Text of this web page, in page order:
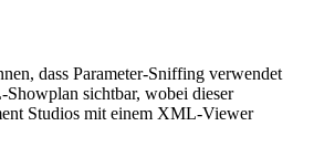
dass Parameter-Sniffing verwendet
sichtbar, wobei dieser
Studios mit einem XML-Viewer